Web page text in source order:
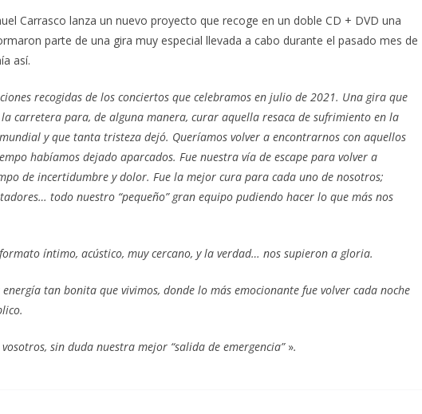
Carrasco lanza un nuevo proyecto que recoge en un doble CD + DVD una
parte de una gira muy especial llevada a cabo durante el pasado mes de
así.
recogidas de los conciertos que celebramos en julio de 2021. Una gira que
carretera para, de alguna manera, curar aquella resaca de sufrimiento en la
y que tanta tristeza dejó. Queríamos volver a encontrarnos con aquellos
habíamos dejado aparcados. Fue nuestra vía de escape para volver a
de incertidumbre y dolor. Fue la mejor cura para cada uno de nosotros;
todo nuestro “pequeño” gran equipo pudiendo hacer lo que más nos
íntimo, acústico, muy cercano, y la verdad… nos supieron a gloria.
tan bonita que vivimos, donde lo más emocionante fue volver cada noche
sin duda nuestra mejor “salida de emergencia” ».